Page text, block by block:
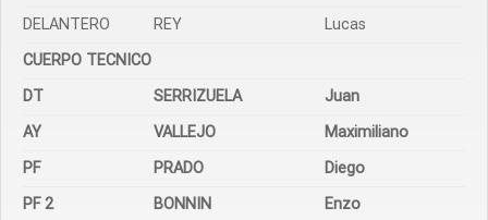
DELANTERO
REY
Lucas
CUERPO TECNICO
DT
SERRIZUELA
Juan
AY
VALLEJO
Maximiliano
PF
PRADO
Diego
PF 2
BONNIN
Enzo